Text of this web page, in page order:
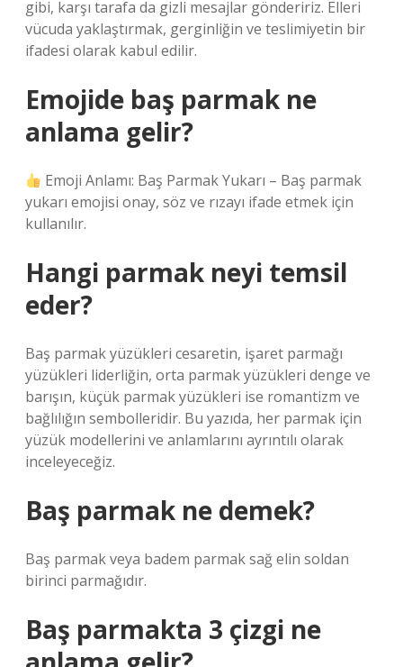
gibi, karşı tarafa da gizli mesajlar göndeririz. Elleri
vücuda yaklaştırmak, gerginliğin ve teslimiyetin bir
ifadesi olarak kabul edilir.
Emojide baş parmak ne
anlama gelir?
Emoji Anlamı: Baş Parmak Yukarı – Baş parmak
yukarı emojisi onay, söz ve rızayı ifade etmek için
kullanılır.
Hangi parmak neyi temsil
eder?
Baş parmak yüzükleri cesaretin, işaret parmağı
yüzükleri liderliğin, orta parmak yüzükleri denge ve
barışın, küçük parmak yüzükleri ise romantizm ve
bağlılığın sembolleridir. Bu yazıda, her parmak için
yüzük modellerini ve anlamlarını ayrıntılı olarak
inceleyeceğiz.
Baş parmak ne demek?
Baş parmak veya badem parmak sağ elin soldan
birinci parmağıdır.
Baş parmakta 3 çizgi ne